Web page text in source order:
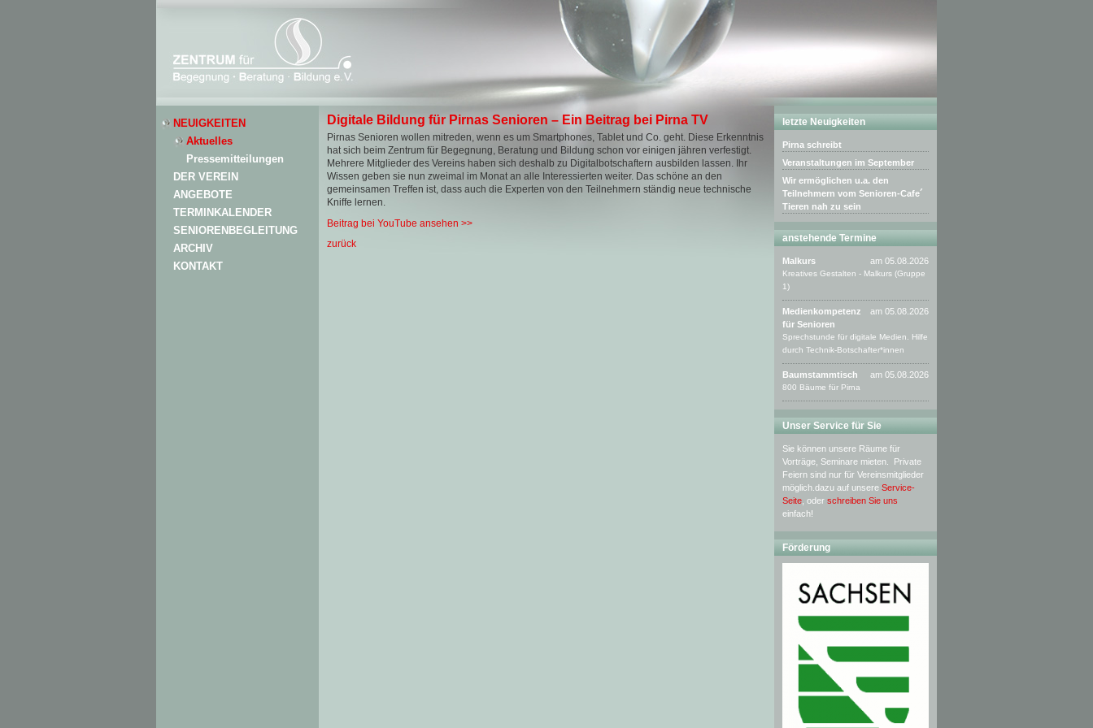
NEUIGKEITEN
Aktuelles
Pressemitteilungen
DER VEREIN
ANGEBOTE
TERMINKALENDER
SENIORENBEGLEITUNG
ARCHIV
KONTAKT
Digitale Bildung für Pirnas Senioren – Ein Beitrag bei Pirna TV
Pirnas Senioren wollen mitreden, wenn es um Smartphones, Tablet und Co. geht. Diese Erkenntnis
hat sich beim Zentrum für Begegnung, Beratung und Bildung schon vor einigen jähren verfestigt.
Mehrere Mitglieder des Vereins haben sich deshalb zu Digitalbotschaftern ausbilden lassen. Ihr
Wissen geben sie nun zweimal im Monat an alle Interessierten weiter. Das schöne an den
gemeinsamen Treffen ist, dass auch die Experten von den Teilnehmern ständig neue technische
Kniffe lernen.
Beitrag bei YouTube ansehen >>
zurück
letzte Neuigkeiten
Pirna schreibt
Veranstaltungen im September
Wir ermöglichen u.a. den
Teilnehmern vom Senioren-Cafe´
Tieren nah zu sein
anstehende Termine
am 05.08.2026
Malkurs
Kreatives Gestalten - Malkurs (Gruppe
1)
am 05.08.2026
Medienkompetenz
für Senioren
Sprechstunde für digitale Medien. Hilfe
durch Technik-Botschafter*innen
am 05.08.2026
Baumstammtisch
800 Bäume für Pirna
Unser Service für Sie
Sie können unsere Räume für
Vorträge, Seminare mieten. Private
Feiern sind nur für Vereinsmitglieder
möglich.dazu auf unsere Service-
Seite , oder schreiben Sie uns
einfach!
Förderung